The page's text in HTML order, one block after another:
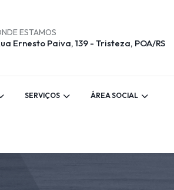
ESTAMOS
Ernesto Paiva, 139 - Tristeza, POA/RS
SERVIÇOS ÁREA SOCIAL